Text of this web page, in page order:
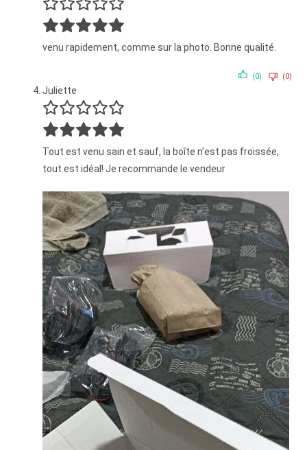
venu rapidement, comme sur la photo. Bonne qualité.
(0) (0)
Juliette
Tout est venu sain et sauf, la boîte n’est pas froissée,
tout est idéal! Je recommande le vendeur